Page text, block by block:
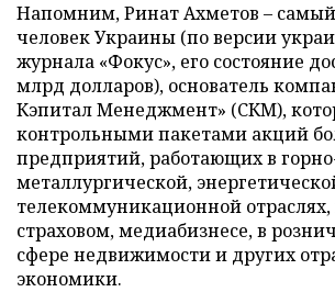
Напомним, Ринат Ахметов –
человек Украины (по версии
журнала «Фокус», его состояние
млрд долларов), основатель
Кэпитал Менеджмент» (СКМ),
контрольными пакетами акций
предприятий, работающих в
металлургической,
телекоммуникационной отраслях,
страховом, медиабизнесе, в
сфере недвижимости и других
экономики.